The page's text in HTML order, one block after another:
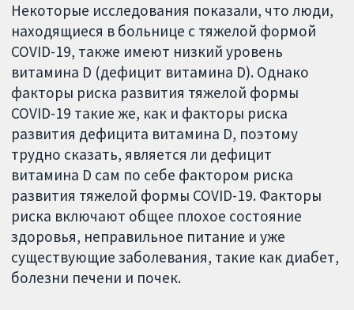
Некоторые исследования показали, что люди,
находящиеся в больнице с тяжелой формой
COVID-19, также имеют низкий уровень
витамина D (дефицит витамина D). Однако
факторы риска развития тяжелой формы
COVID-19 такие же, как и факторы риска
развития дефицита витамина D, поэтому
трудно сказать, является ли дефицит
витамина D сам по себе фактором риска
развития тяжелой формы COVID-19. Факторы
риска включают общее плохое состояние
здоровья, неправильное питание и уже
существующие заболевания, такие как диабет,
болезни печени и почек.